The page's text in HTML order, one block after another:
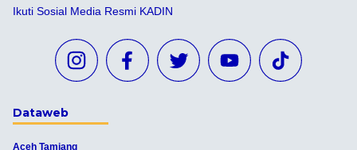
Ikuti Sosial Media Resmi KADIN
Dataweb
Aceh Tamiang